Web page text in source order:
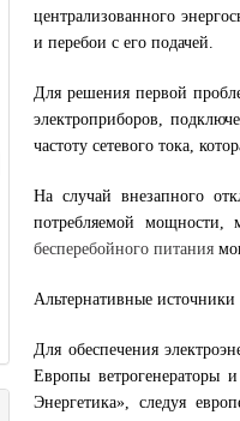
централизованного
и перебои с его подачей.
Для решения первой
электроприборов,
частоту сетевого тока,
На случай внезапного
потребляемой
бесперебойного питания
Альтернативные источники
Для обеспечения
Европы ветрогенераторы
Энергетика», следуя